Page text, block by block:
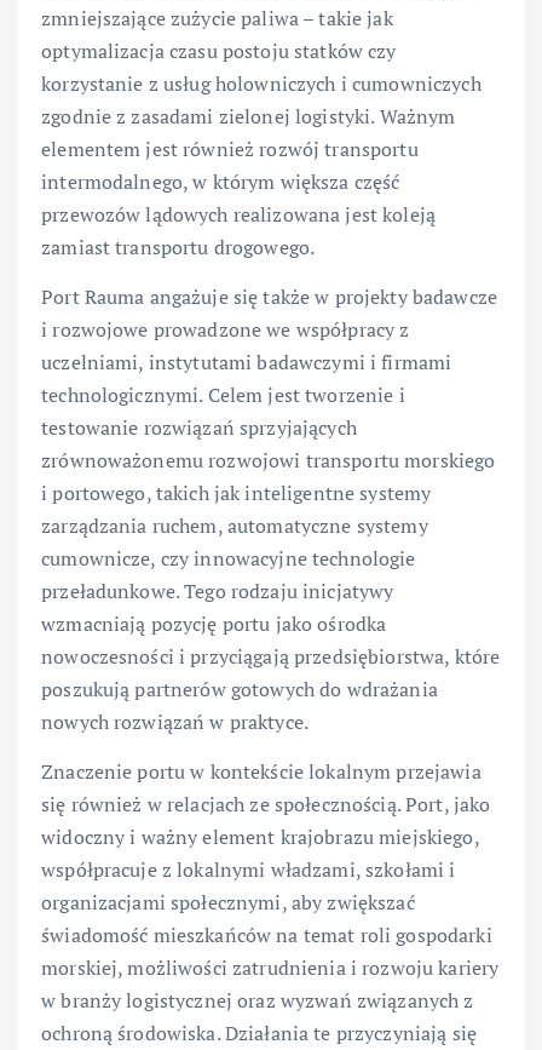
zmniejszające zużycie paliwa – takie jak
optymalizacja czasu postoju statków czy
korzystanie z usług holowniczych i cumowniczych
zgodnie z zasadami zielonej logistyki. Ważnym
elementem jest również rozwój transportu
intermodalnego, w którym większa część
przewozów lądowych realizowana jest koleją
zamiast transportu drogowego.
Port Rauma angażuje się także w projekty badawcze
i rozwojowe prowadzone we współpracy z
uczelniami, instytutami badawczymi i firmami
technologicznymi. Celem jest tworzenie i
testowanie rozwiązań sprzyjających
zrównoważonemu rozwojowi transportu morskiego
i portowego, takich jak inteligentne systemy
zarządzania ruchem, automatyczne systemy
cumownicze, czy innowacyjne technologie
przeładunkowe. Tego rodzaju inicjatywy
wzmacniają pozycję portu jako ośrodka
nowoczesności i przyciągają przedsiębiorstwa, które
poszukują partnerów gotowych do wdrażania
nowych rozwiązań w praktyce.
Znaczenie portu w kontekście lokalnym przejawia
się również w relacjach ze społecznością. Port, jako
widoczny i ważny element krajobrazu miejskiego,
współpracuje z lokalnymi władzami, szkołami i
organizacjami społecznymi, aby zwiększać
świadomość mieszkańców na temat roli gospodarki
morskiej, możliwości zatrudnienia i rozwoju kariery
w branży logistycznej oraz wyzwań związanych z
ochroną środowiska. Działania te przyczyniają się